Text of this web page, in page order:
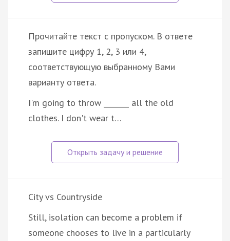
Прочитайте текст с пропуском. В ответе
запишите цифру 1, 2, 3 или 4,
соответствующую выбранному Вами
варианту ответа.
I'm going to throw _______ all the old
clothes. I don't wear t…
City vs Countryside
Still, isolation can become a problem if
someone chooses to live in a particularly